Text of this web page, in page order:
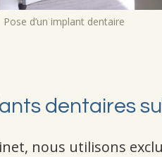
Pose d’un implant dentaire
dentaires
nous utilisons